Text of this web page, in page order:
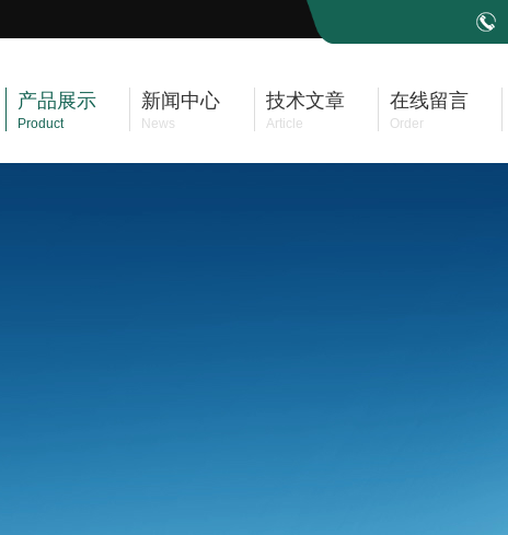
产品展示
Product
新闻中心
News
技术文章
Article
在线留言
Order